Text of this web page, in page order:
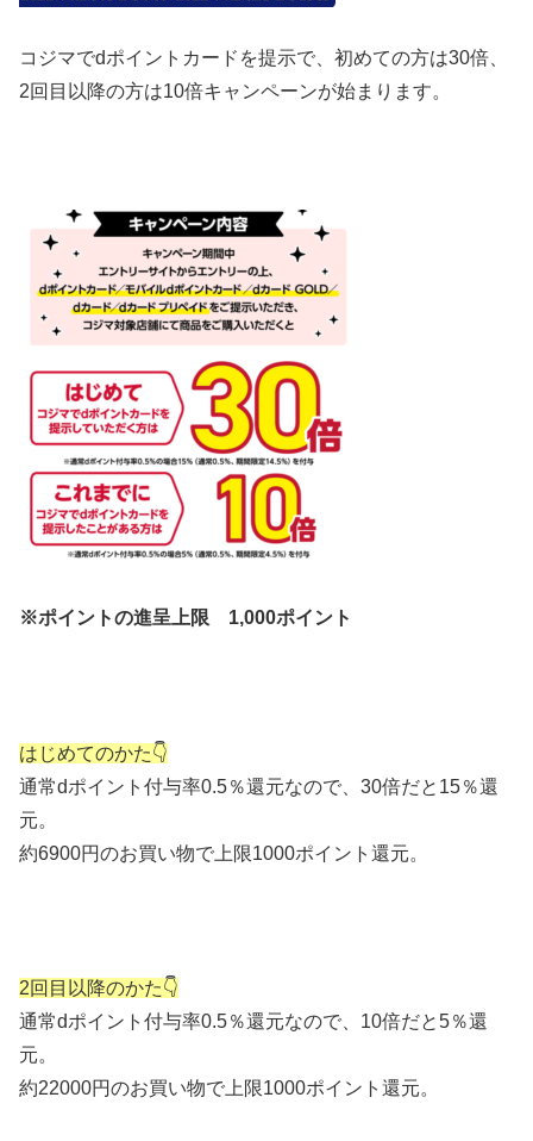
コジマでdポイントカードを提示で、 初めての方は30倍、
2回目以降の方は10倍キャンペーンが始まります。
※ポイントの進呈上限 1,000ポイント
はじめてのかた👇
通常dポイント付与率0.5％還元なので、30倍だと15％還
元。
約6900円のお買い物で上限1000ポイント還元。
2回目以降のかた👇
通常dポイント付与率0.5％還元なので、10倍だと5％還
元。
約22000円のお買い物で上限1000ポイント還元。